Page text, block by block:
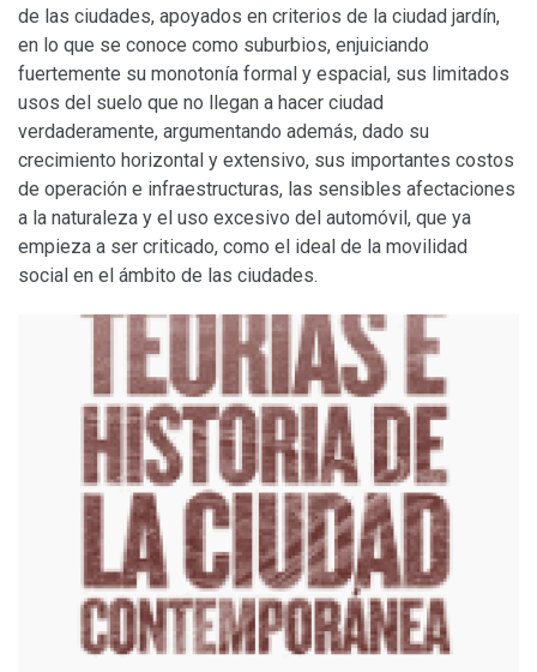
de las ciudades, apoyados en criterios de la ciudad jardín,
en lo que se conoce como suburbios, enjuiciando
fuertemente su monotonía formal y espacial, sus limitados
usos del suelo que no llegan a hacer ciudad
verdaderamente, argumentando además, dado su
crecimiento horizontal y extensivo, sus importantes costos
de operación e infraestructuras, las sensibles afectaciones
a la naturaleza y el uso excesivo del automóvil, que ya
empieza a ser criticado, como el ideal de la movilidad
social en el ámbito de las ciudades.